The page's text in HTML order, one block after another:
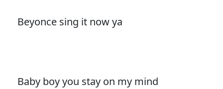
Beyonce sing it now ya
Baby boy you stay on my mind